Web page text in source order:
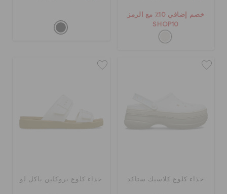
خصم إضافي 10٪ مع الرمز
SHOP10
حذاء كلوغ كلاسيك ستاكد حذاء كلوغ بروكلين باكل لو